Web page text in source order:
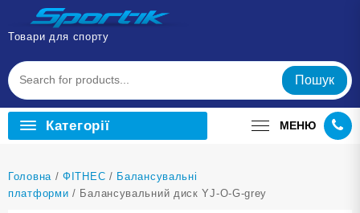
Перейти
вмісту
Товари для спорту
Пошук
Категорії МЕНЮ
Головна /ФІТНЕС / Балансувальні
платформи / Балансувальний диск YJ-O-G-grey